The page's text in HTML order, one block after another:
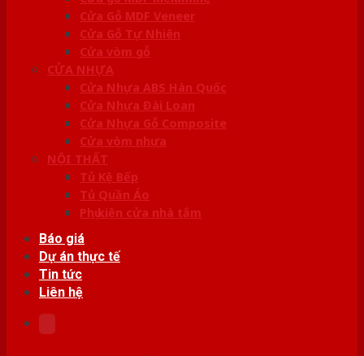
Cửa Gỗ MDF Veneer
Cửa Gỗ Tự Nhiên
Cửa vòm gỗ
CỬA NHỰA
Cửa Nhựa ABS Hàn Quốc
Cửa Nhựa Đài Loan
Cửa Nhựa Gỗ Composite
Cửa vòm nhựa
NỘI THẤT
Tủ Kệ Bếp
Tủ Quần Áo
Phụ kiện cửa nhà tắm
Báo giá
Dự án thực tế
Tin tức
Liên hệ